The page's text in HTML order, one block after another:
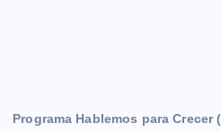
Programa Hablemos para Crecer